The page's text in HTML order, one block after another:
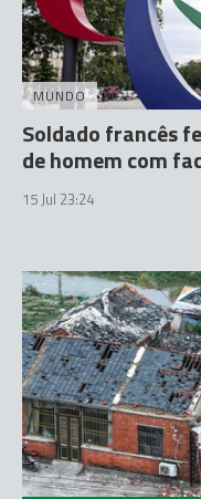
MUNDO
Soldado francês
de homem com
15 Jul 23:24